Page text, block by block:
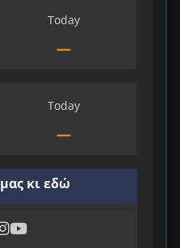
Today
—
Today
—
κι εδώ